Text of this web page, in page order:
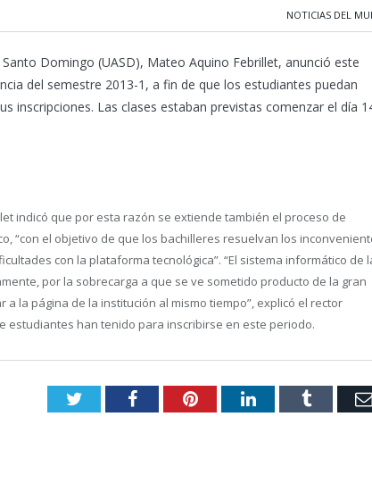
NOTICIAS DEL
Domingo (UASD), Mateo Aquino Febrillet, anunció este
del semestre 2013-1, a fin de que los estudiantes puedan
inscripciones. Las clases estaban previstas comenzar el día
indicó que por esta razón se extiende también el proceso de
“con el objetivo de que los bachilleres resuelvan los
con la plataforma tecnológica”. “El sistema informático de
por la sobrecarga a que se ve sometido producto de la gran
la página de la institución al mismo tiempo”, explicó el rector
estudiantes han tenido para inscribirse en este periodo.
TwitterFacebookPinterestLinkedInTumblr